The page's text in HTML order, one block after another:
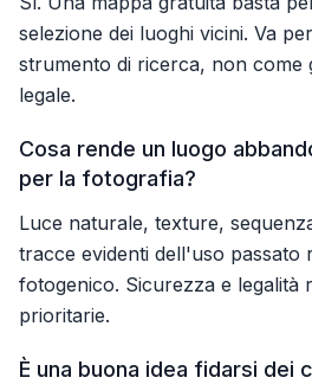
selezione dei luoghi vicini. Va
strumento di ricerca, non come
legale.
Cosa rende un luogo
per la fotografia?
Luce naturale, texture,
tracce evidenti dell'uso passato
fotogenico. Sicurezza e legalità
prioritarie.
È una buona idea fidarsi dei